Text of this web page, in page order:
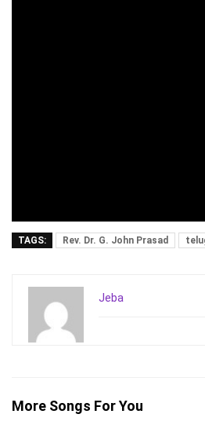
TAGS: Rev. Dr. G. John Prasad
Jeba
More Songs For You